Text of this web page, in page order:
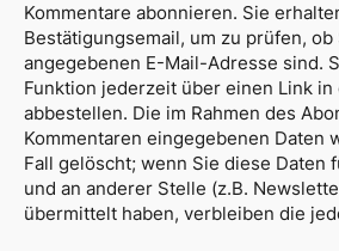
Kommentare abonnieren. Sie
Bestätigungsemail, um zu prüfen,
angegebenen E-Mail-Adresse sind.
Funktion jederzeit über einen Link
abbestellen. Die im Rahmen des
Kommentaren eingegebenen Daten
Fall gelöscht; wenn Sie diese Daten
und an anderer Stelle (z.B.
übermittelt haben, verbleiben die